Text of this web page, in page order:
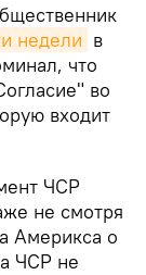
недели в
что
во
входит
ЧСР
не смотря
Америкса о
ЧСР не